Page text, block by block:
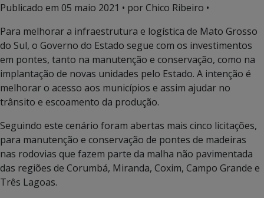
Publicado em 05 maio 2021 • por Chico Ribeiro •
Para melhorar a infraestrutura e logística de Mato Grosso
do Sul, o Governo do Estado segue com os investimentos
em pontes, tanto na manutenção e conservação, como na
implantação de novas unidades pelo Estado. A intenção é
melhorar o acesso aos municípios e assim ajudar no
trânsito e escoamento da produção.
Seguindo este cenário foram abertas mais cinco licitações,
para manutenção e conservação de pontes de madeiras
nas rodovias que fazem parte da malha não pavimentada
das regiões de Corumbá, Miranda, Coxim, Campo Grande e
Três Lagoas.